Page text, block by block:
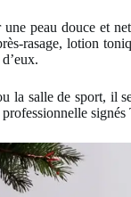
peau douce et
rasage, lotion
la salle de sport, il